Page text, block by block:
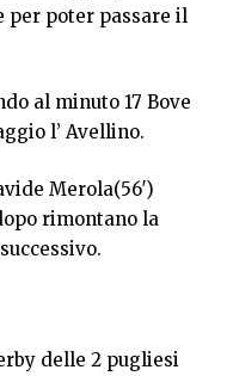
per poter passare il
al minuto 17 Bove
l’ Avellino.
Merola(56′)
rimontano la
delle 2 pugliesi